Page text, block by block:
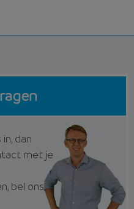
dan
met je
bel ons